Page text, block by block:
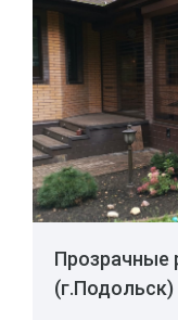
Прозрачные
(г.Подольск)